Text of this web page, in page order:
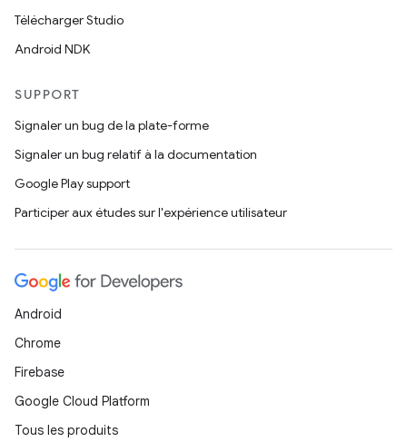
Télécharger Studio
Android NDK
SUPPORT
Signaler un bug de la plate-forme
Signaler un bug relatif à la documentation
Google Play support
Participer aux études sur l'expérience utilisateur
Android
Chrome
Firebase
Google Cloud Platform
Tous les produits